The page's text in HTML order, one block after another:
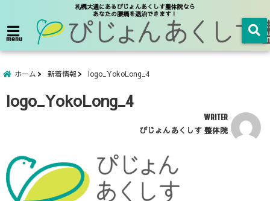
札幌大通にあるぴじょんあくしす整体院なら
あなたの腰痛を退治できます！
menu
ホーム 新着情報 logo_YokoLong_4
logo_YokoLong_4
WRITER
ぴじょんあくしす 整体院